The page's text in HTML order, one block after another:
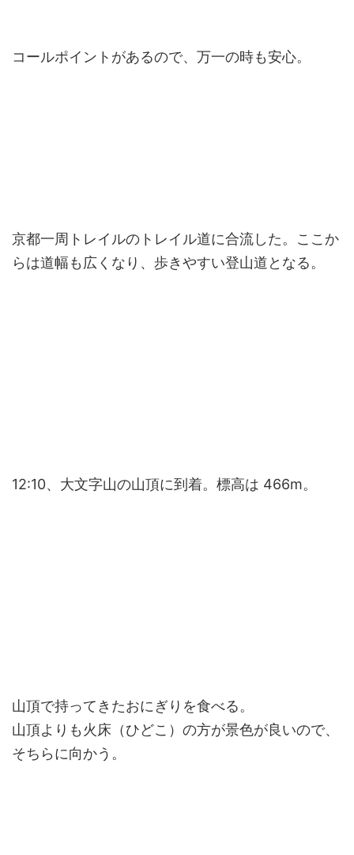
コールポイントがあるので、万一の時も安心。
京都一周トレイルのトレイル道に合流した。ここか
らは道幅も広くなり、歩きやすい登山道となる。
12:10、大文字山の山頂に到着。標高は 466m。
山頂で持ってきたおにぎりを食べる。
山頂よりも火床（ひどこ）の方が景色が良いので、
そちらに向かう。